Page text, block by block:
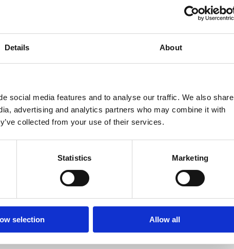
Details About
social media features and to analyse our traffic. We also share
advertising and analytics partners who may combine it with
collected from your use of their services.
Statistics Marketing
selection Allow all